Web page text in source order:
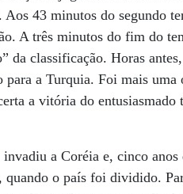
43 minutos do segundo
A três minutos do fim do
classificação. Horas
a Turquia. Foi mais uma
a vitória do entusiasmado
a Coréia e, cinco
o país foi dividido.